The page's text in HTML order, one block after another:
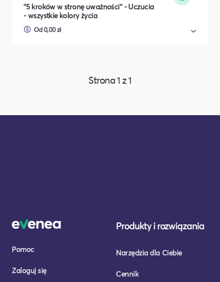
"5 kroków w stronę uważności" - Uczucia
- wszystkie kolory życia
Od 0,00 zł
Strona1 z1
Pomoc
Zaloguj się
Produkty i rozwiązania
Narzędzia dla Ciebie
Cennik